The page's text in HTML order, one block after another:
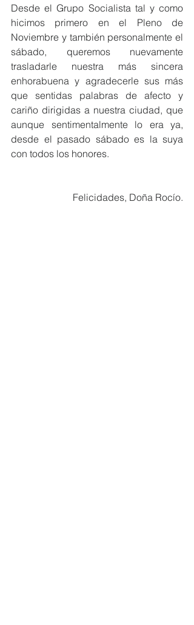
Desde el Grupo Socialista tal y como
hicimos primero en el Pleno de
Noviembre y también personalmente el
sábado, queremos nuevamente
trasladarle nuestra más sincera
enhorabuena y agradecerle sus más
que sentidas palabras de afecto y
cariño dirigidas a nuestra ciudad, que
aunque sentimentalmente lo era ya,
desde el pasado sábado es la suya
con todos los honores.
Felicidades, Doña Rocío.